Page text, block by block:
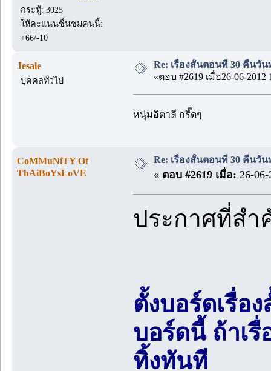
กระทู้: 3025
ให้คะแนนชื่นชมคนนี้:
+66/-10
Jesale
บุคคลทั่วไป
Re: เรื่องสั้นตอนที่ 30 คืนวั
«ตอบ #2619 เมื่อ26-06-2012
หนุ่มอิตาลี กรี๊ดๆ
CoMMuNiTY Of
ThAiBoYsLoVE
Re: เรื่องสั้นตอนที่ 30 คืนวั
« ตอบ #2619 เมื่อ: 26-06-
ประกาศที่ส
ตั้งบอร์ดเรื่อ
บอร์ดนี้ ถ้าเ
ทิ้งทันที